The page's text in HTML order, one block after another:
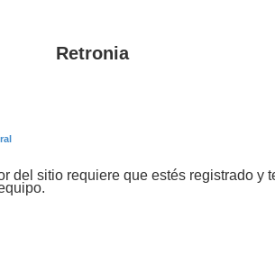
Retronia
del sitio requiere que estés registrado y